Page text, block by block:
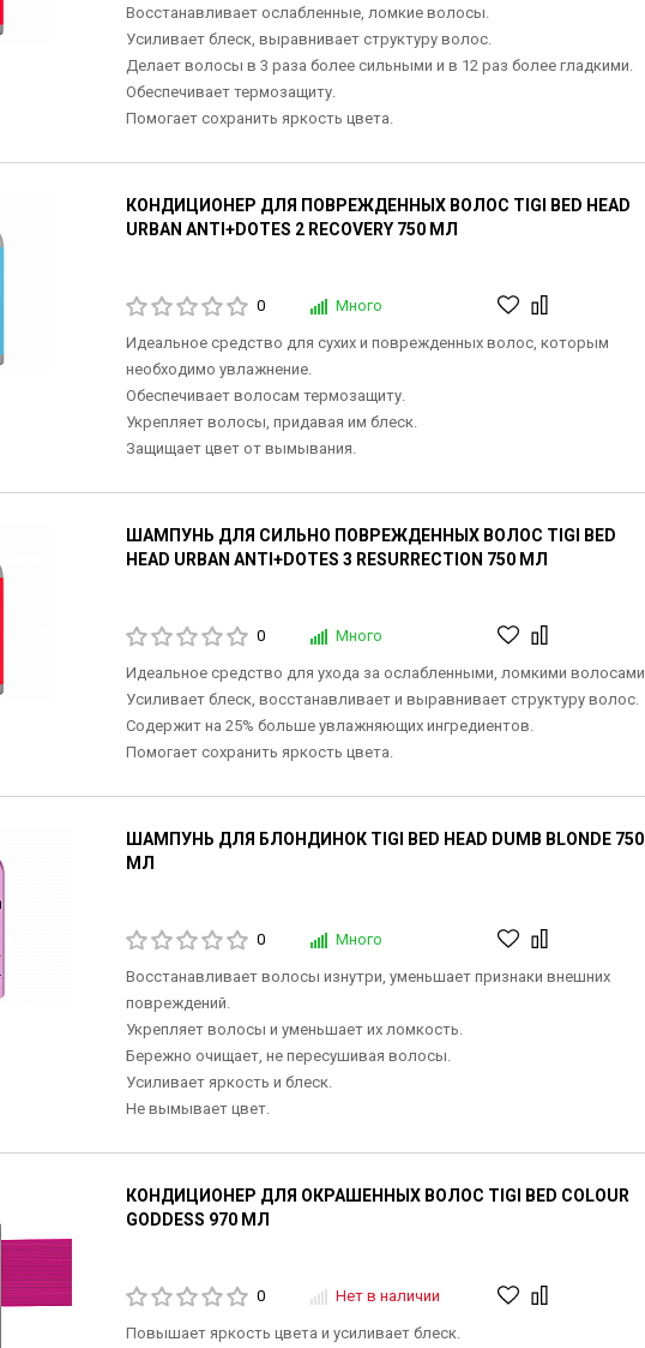
Восстанавливает ослабленные, ломкие волосы.
Усиливает блеск, выравнивает структуру волос.
Делает волосы в 3 раза более сильными и в 12 раз более гладкими.
Обеспечивает термозащиту.
Помогает сохранить яркость цвета.
КОНДИЦИОНЕР ДЛЯ ПОВРЕЖДЕННЫХ ВОЛОС TIGI BED HEAD
URBAN ANTI+DOTES 2 RECOVERY 750 МЛ
0 Много
Идеальное средство для сухих и поврежденных волос, которым
необходимо увлажнение.
Обеспечивает волосам термозащиту.
Укрепляет волосы, придавая им блеск.
Защищает цвет от вымывания.
ШАМПУНЬ ДЛЯ СИЛЬНО ПОВРЕЖДЕННЫХ ВОЛОС TIGI BED
HEAD URBAN ANTI+DOTES 3 RESURRECTION 750 МЛ
0 Много
Идеальное средство для ухода за ослабленными, ломкими волосами.
Усиливает блеск, восстанавливает и выравнивает структуру волос.
Содержит на 25% больше увлажняющих ингредиентов.
Помогает сохранить яркость цвета.
ШАМПУНЬ ДЛЯ БЛОНДИНОК TIGI BED HEAD DUMB BLONDE 750
МЛ
0 Много
Восстанавливает волосы изнутри, уменьшает признаки внешних
повреждений.
Укрепляет волосы и уменьшает их ломкость.
Бережно очищает, не пересушивая волосы.
Усиливает яркость и блеск.
Не вымывает цвет.
КОНДИЦИОНЕР ДЛЯ ОКРАШЕННЫХ ВОЛОС TIGI BED COLOUR
GODDESS 970 МЛ
0 Нет в наличии
Повышает яркость цвета и усиливает блеск.